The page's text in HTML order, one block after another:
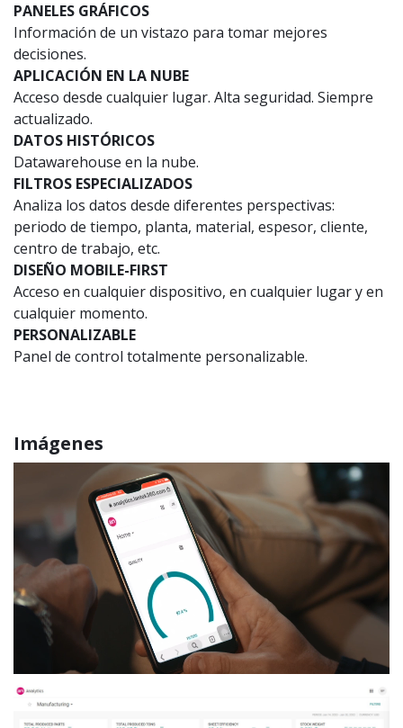
PANELES GRÁFICOS
Información de un vistazo para tomar mejores
decisiones.
APLICACIÓN EN LA NUBE
Acceso desde cualquier lugar. Alta seguridad. Siempre
actualizado.
DATOS HISTÓRICOS
Datawarehouse en la nube.
FILTROS ESPECIALIZADOS
Analiza los datos desde diferentes perspectivas:
periodo de tiempo, planta, material, espesor, cliente,
centro de trabajo, etc.
DISEÑO MOBILE-FIRST
Acceso en cualquier dispositivo, en cualquier lugar y en
cualquier momento.
PERSONALIZABLE
Panel de control totalmente personalizable.
Imágenes